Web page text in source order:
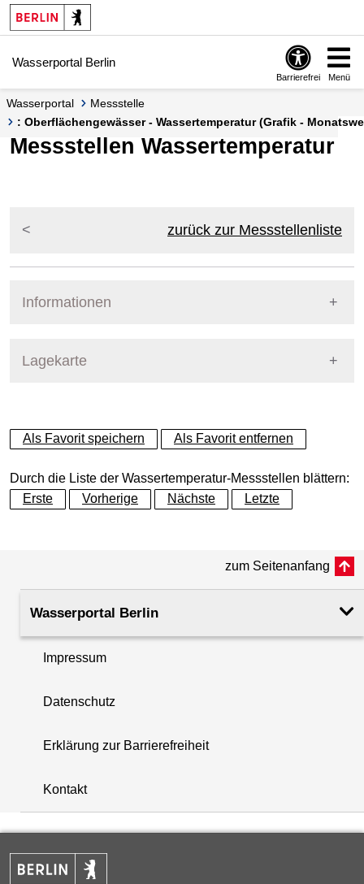
Springe zur Navigation
Springe zum Inhalt
Wasserportal Berlin
Barrierefrei Menü
Wasserportal
Messstelle
: Oberflächengewässer - Wassertemperatur (Grafik -
Messstellen Wassertemperatur
zurück zur Messstellenliste
Informationen
Lagekarte
+
−
+
−
Als Favorit speichern Als Favorit entfernen
Durch die Liste der Wassertemperatur-Messstellen blättern:
Erste
Vorherige Nächste Letzte
zum Seitenanfang
Wasserportal Berlin
Impressum
Datenschutz
Erklärung zur Barrierefreiheit
Kontakt